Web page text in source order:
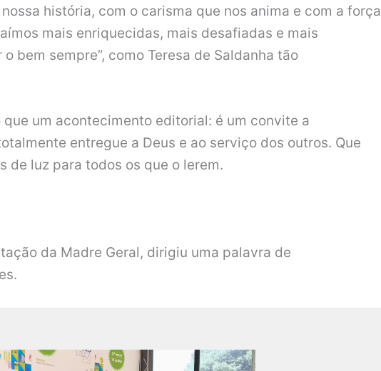
história, com o carisma que nos anima e com a força
mais enriquecidas, mais desafiadas e mais
bem sempre”, como Teresa de Saldanha tão
um acontecimento editorial: é um convite a
entregue a Deus e ao serviço dos outros. Que
de luz para todos os que o lerem.
da Madre Geral, dirigiu uma palavra de